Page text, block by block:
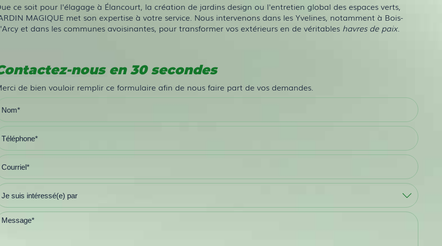
ce soit pour l'élagage à Élancourt, la création de jardins design ou l'entretien global des espaces verts,
MAGIQUE met son expertise à votre service. Nous intervenons dans les Yvelines, notamment à Bois-
et dans les communes avoisinantes, pour transformer vos extérieurs en de véritables havres de paix.
nous en 30 secondes
de bien vouloir remplir ce formulaire afin de nous faire part de vos demandes.